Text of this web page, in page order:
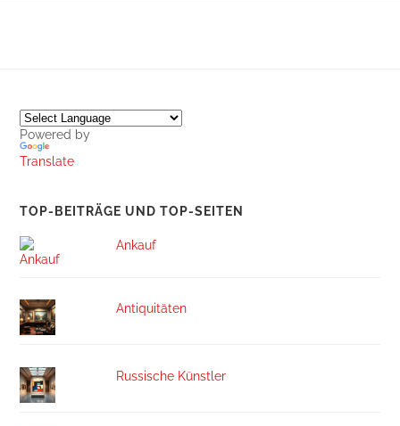
Powered by
Translate
TOP-BEITRÄGE UND TOP-SEITEN
Ankauf
Antiquitäten
Russische Künstler